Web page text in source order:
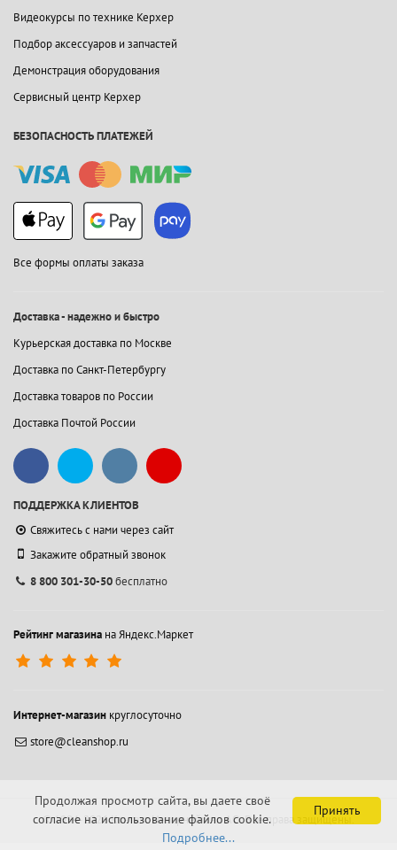
Видеокурсы по технике Керхер
Подбор аксессуаров и запчастей
Демонстрация оборудования
Сервисный центр Керхер
БЕЗОПАСНОСТЬ ПЛАТЕЖЕЙ
Все формы оплаты заказа
Доставка - надежно и быстро
Курьерская доставка по Москве
Доставка по Санкт-Петербургу
Доставка товаров по России
Доставка Почтой России
ПОДДЕРЖКА КЛИЕНТОВ
Свяжитесь с нами через сайт
Закажите обратный звонок
8 800 301-30-50бесплатно
Рейтинг магазина на Яндекс.Маркет
Интернет-магазин круглосуточно
store@cleanshop.ru
© 1994-2026 Контакт Интернейшнл АО.Все права защищены.
Принять
Продолжая просмотр сайта, вы даете своё
согласие на использование файлов cookie.
Подробнее...